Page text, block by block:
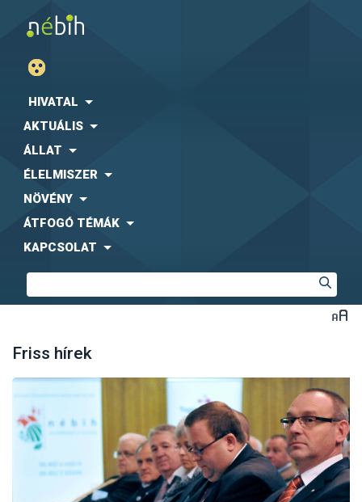
HIVATAL
AKTUÁLIS
ÁLLAT
ÉLELMISZER
NÖVÉNY
ÁTFOGÓ TÉMÁK
KAPCSOLAT
Friss hírek